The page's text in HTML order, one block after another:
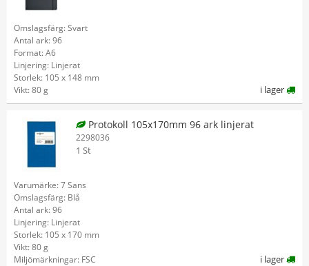
Omslagsfärg: Svart
Antal ark: 96
Format: A6
Linjering: Linjerat
Storlek: 105 x 148 mm
Vikt: 80 g
i lager
Protokoll 105x170mm 96 ark linjerat
2298036
1 St
Varumärke: 7 Sans
Omslagsfärg: Blå
Antal ark: 96
Linjering: Linjerat
Storlek: 105 x 170 mm
Vikt: 80 g
Miljömärkningar: FSC
i lager